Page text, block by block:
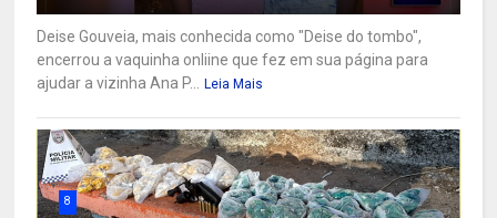
Deise Gouveia, mais conhecida como "Deise do tombo",
encerrou a vaquinha onliine que fez em sua página para
ajudar a vizinha Ana P...
Leia Mais
8